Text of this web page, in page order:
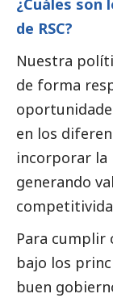
¿Cuáles son
de RSC?
Nuestra
de forma
en los
incorporar la
generando
Para cumplir
bajo los
buen